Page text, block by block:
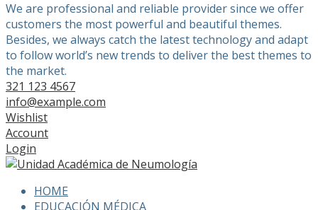
We are professional and reliable provider since we offer
customers the most powerful and beautiful themes.
Besides, we always catch the latest technology and adapt
to follow world’s new trends to deliver the best themes to
the market.
321 123 4567
info@example.com
Wishlist
Account
Login
HOME
EDUCACIÓN MÉDICA